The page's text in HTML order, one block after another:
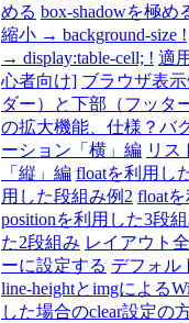
める box-shadowを極め
縮小 → background-size !
→ display:table-cell; ! 適
心者向け] ブラウザ表
ダー）と下部（フッタ
の拡大機能、仕様？バ
ーション「横」編 リス
「縦」編 floatを利用し
用した段組み例2 float
positionを利用した3段
た2段組み レイアウト
ーに設定する デフォル
line-heightとimgによる
した場合のclear設定の